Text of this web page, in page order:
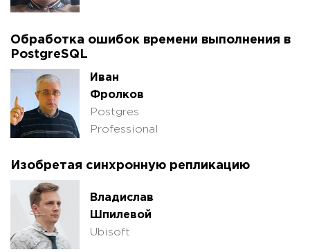
Обработка ошибок времени выполнения в
PostgreSQL
Иван
Фролков
Postgres
Professional
Изобретая синхронную репликацию
Владислав
Шпилевой
Ubisoft